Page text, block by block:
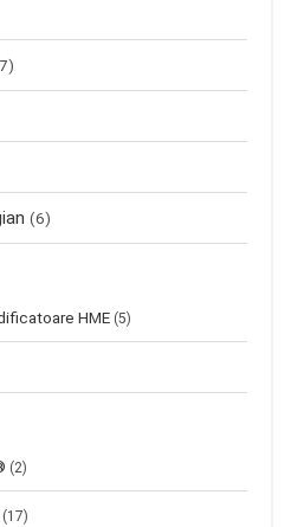
(6)
HME (5)
(2)
(17)